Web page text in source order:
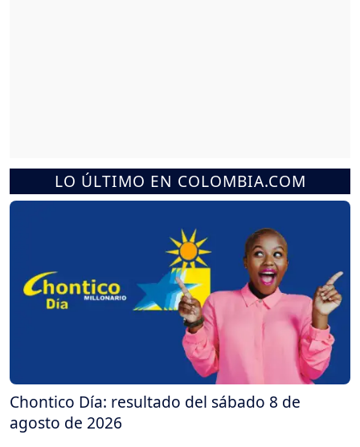
LO ÚLTIMO EN COLOMBIA.COM
Chontico Día: resultado del sábado 8 de
agosto de 2026